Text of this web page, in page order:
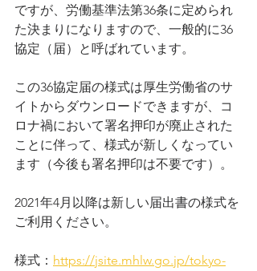
ですが、労働基準法第36条に定められ
た決まりになりますので、一般的に36
協定（届）と呼ばれています。
この36協定届の様式は厚生労働省のサ
イトからダウンロードできますが、コ
ロナ禍において署名押印が廃止された
ことに伴って、様式が新しくなってい
ます（今後も署名押印は不要です）。
2021年4月以降は新しい届出書の様式を
ご利用ください。
様式： https://jsite.mhlw.go.jp/tokyo-